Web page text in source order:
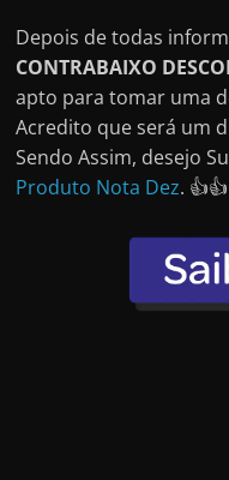
Depois de todas
CONTRABAIXO
apto para tomar uma
Acredito que será um
Sendo Assim, desejo
Produto Nota Dez.